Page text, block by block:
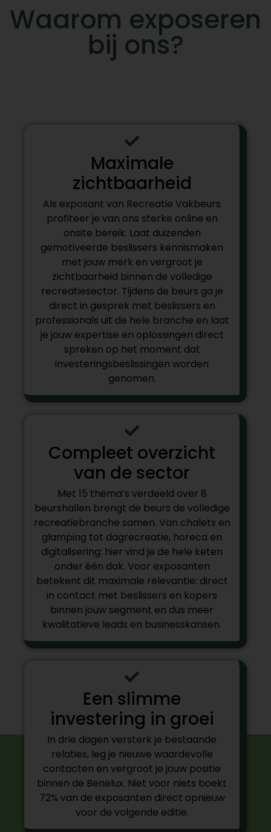
Waarom exposeren
bij ons?
Maximale
zichtbaarheid
Als exposant van Recreatie Vakbeurs
profiteer je van ons sterke online en
onsite bereik. Laat duizenden
gemotiveerde beslissers kennismaken
met jouw merk en vergroot je
zichtbaarheid binnen de volledige
recreatiesector. Tijdens de beurs ga je
direct in gesprek met beslissers en
professionals uit de hele branche en laat
je jouw expertise en oplossingen direct
spreken op het moment dat
investeringsbeslissingen worden
genomen.
Compleet overzicht
van de sector
Met 15 thema’s verdeeld over 8
beurshallen brengt de beurs de volledige
recreatiebranche samen. Van chalets en
glamping tot dagrecreatie, horeca en
digitalisering: hier vind je de hele keten
onder één dak. Voor exposanten
betekent dit maximale relevantie: direct
in contact met beslissers en kopers
binnen jouw segment en dus meer
kwalitatieve leads en businesskansen.
Een slimme
investering in groei
In drie dagen versterk je bestaande
relaties, leg je nieuwe waardevolle
contacten en vergroot je jouw positie
binnen de Benelux. Niet voor niets boekt
72% van de exposanten direct opnieuw
voor de volgende editie.